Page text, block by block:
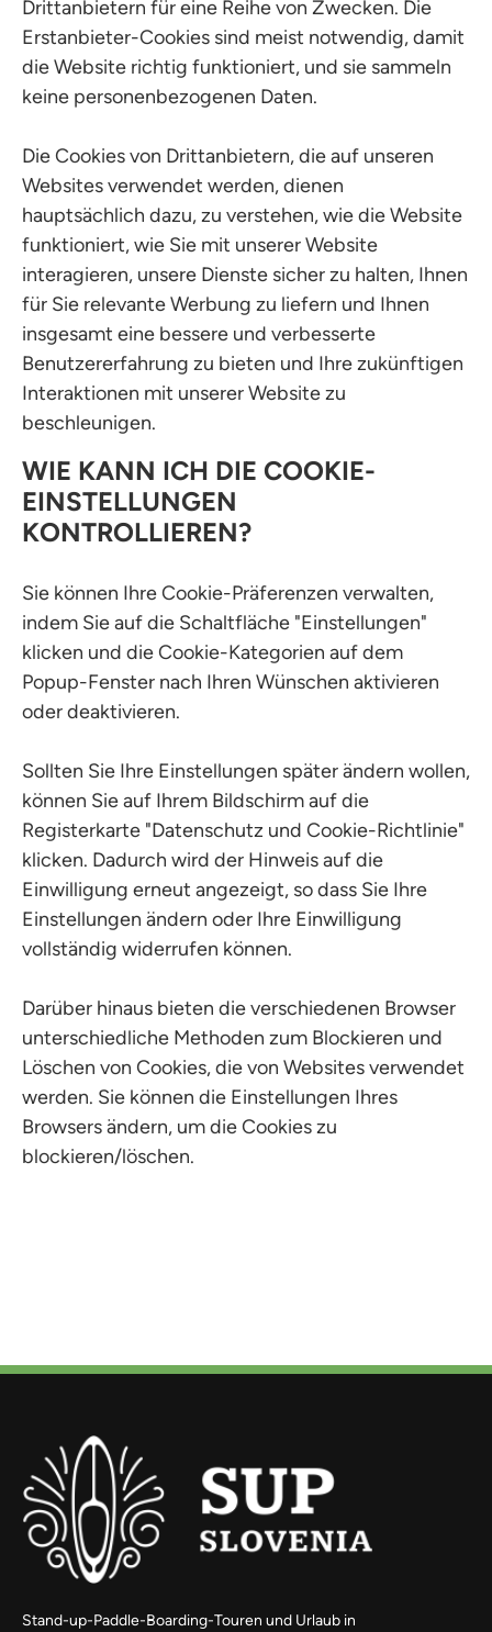
Drittanbietern für eine Reihe von Zwecken. Die
Erstanbieter-Cookies sind meist notwendig, damit
die Website richtig funktioniert, und sie sammeln
keine personenbezogenen Daten.
Die Cookies von Drittanbietern, die auf unseren
Websites verwendet werden, dienen
hauptsächlich dazu, zu verstehen, wie die Website
funktioniert, wie Sie mit unserer Website
interagieren, unsere Dienste sicher zu halten, Ihnen
für Sie relevante Werbung zu liefern und Ihnen
insgesamt eine bessere und verbesserte
Benutzererfahrung zu bieten und Ihre zukünftigen
Interaktionen mit unserer Website zu
beschleunigen.
WIE KANN ICH DIE COOKIE-
EINSTELLUNGEN
KONTROLLIEREN?
Sie können Ihre Cookie-Präferenzen verwalten,
indem Sie auf die Schaltfläche "Einstellungen"
klicken und die Cookie-Kategorien auf dem
Popup-Fenster nach Ihren Wünschen aktivieren
oder deaktivieren.
Sollten Sie Ihre Einstellungen später ändern wollen,
können Sie auf Ihrem Bildschirm auf die
Registerkarte "Datenschutz und Cookie-Richtlinie"
klicken. Dadurch wird der Hinweis auf die
Einwilligung erneut angezeigt, so dass Sie Ihre
Einstellungen ändern oder Ihre Einwilligung
vollständig widerrufen können.
Darüber hinaus bieten die verschiedenen Browser
unterschiedliche Methoden zum Blockieren und
Löschen von Cookies, die von Websites verwendet
werden. Sie können die Einstellungen Ihres
Browsers ändern, um die Cookies zu
blockieren/löschen.
Stand-up-Paddle-Boarding-Touren und Urlaub in